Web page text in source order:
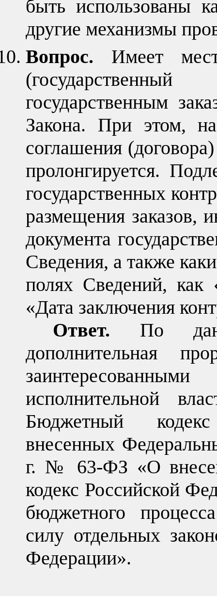
быть использованы
другие механизмы
Вопрос. Имеет
государственным
Закона. При этом, на
соглашения
пролонгируется.
государственных
размещения заказов,
документа
Сведения, а также
полях Сведений, как
«Дата заключения
Ответ. По
дополнительная
исполнительной
Бюджетный
внесенных
г. № 63-ФЗ «О
кодекс Российской
бюджетного
силу отдельных
Федерации».